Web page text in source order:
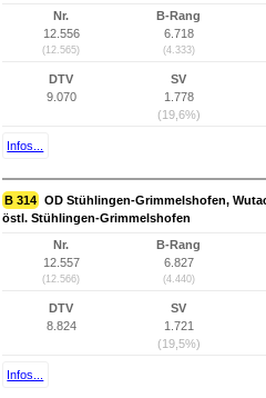
Nr.
12.556
(12.565)
B-Rang
6.718
(4.333)
DTV
9.070
SV
1.778
(19,6%)
Infos...
B 314 OD Stühlingen-Grimmelshofen,
östl. Stühlingen-Grimmelshofen
Nr.
12.557
(12.566)
B-Rang
6.827
(4.440)
DTV
8.824
SV
1.721
(19,5%)
Infos...